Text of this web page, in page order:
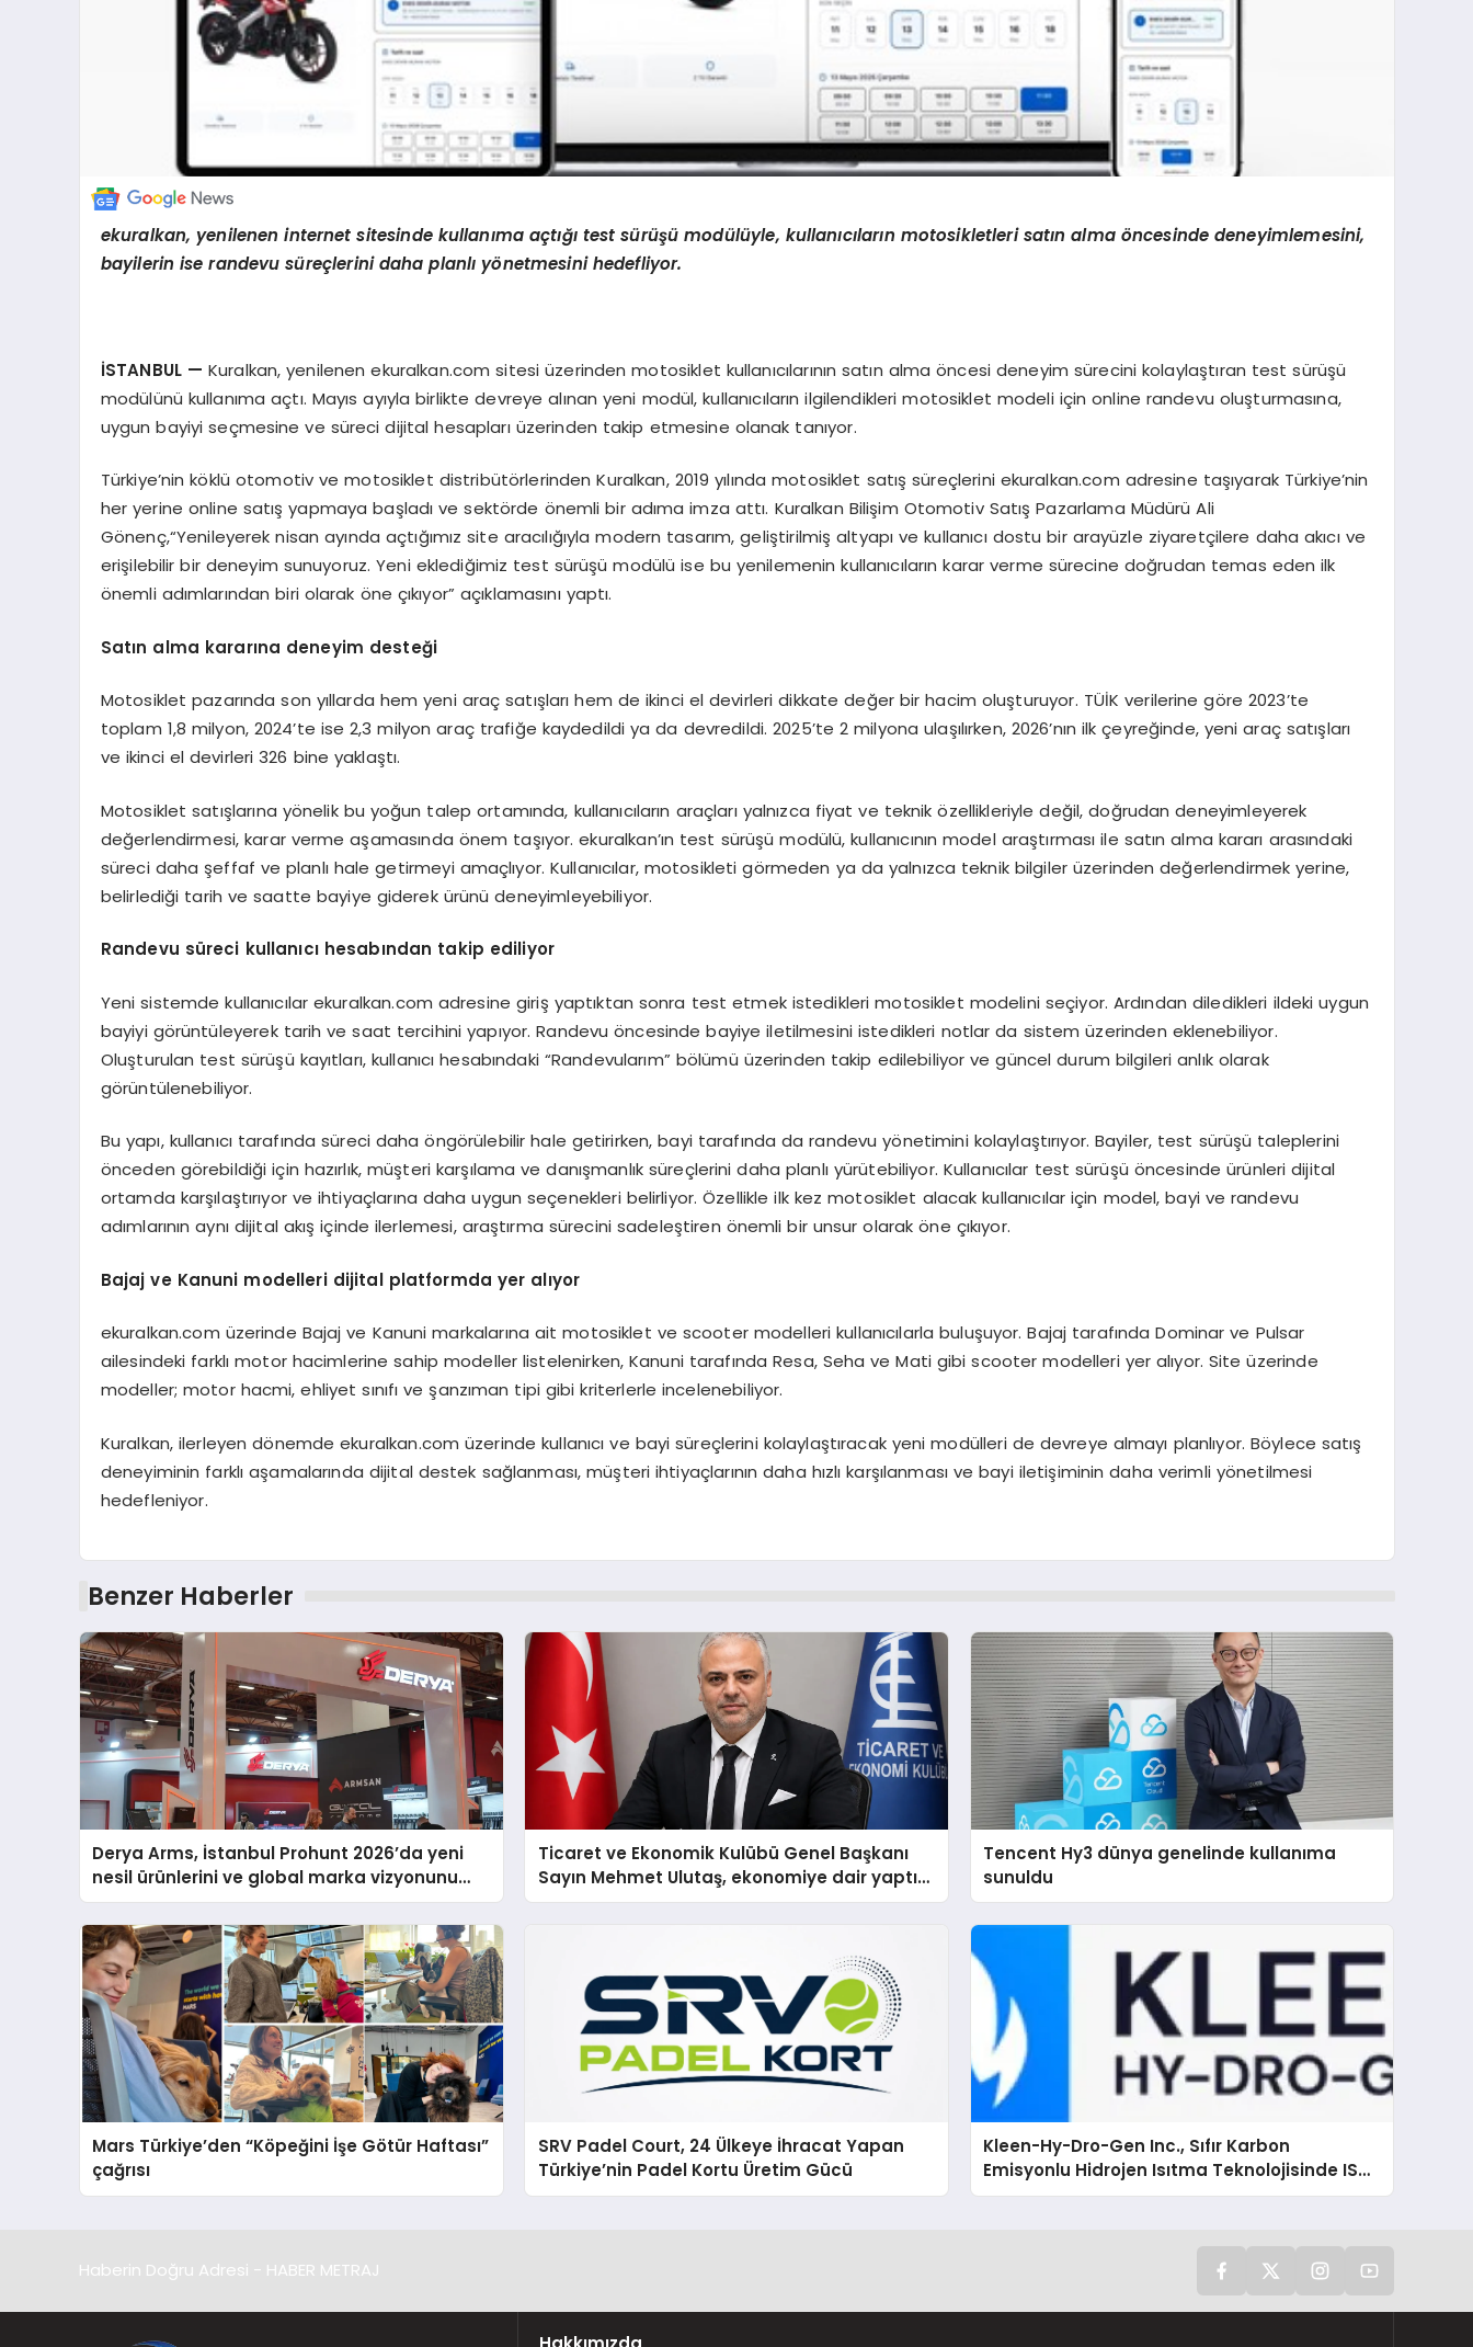
ekuralkan, yenilenen internet sitesinde kullanıma açtığı test sürüşümodülüyle, kullanıcıların motosikletleri satın alma öncesinde deneyimlemesini,
bayilerin ise randevu süreçlerini daha planlıyönetmesini hedefliyor.
İSTANBUL — Kuralkan, yenilenen ekuralkan.com sitesi üzerinden motosiklet kullanıcılarının satın alma öncesi deneyim sürecini kolaylaştıran test sürüşü
modülünü kullanıma açtı. Mayıs ayıyla birlikte devreye alınan yeni modül, kullanıcıların ilgilendikleri motosiklet modeli için online randevu oluşturmasına,
uygun bayiyi seçmesine ve süreci dijital hesapları üzerinden takip etmesine olanak tanıyor.
Türkiye’nin köklü otomotiv ve motosiklet distribütörlerinden Kuralkan, 2019 yılında motosiklet satış süreçlerini ekuralkan.com adresine taşıyarak Türkiye’nin
her yerine online satış yapmaya başladı ve sektörde önemli bir adıma imza attı. Kuralkan Bilişim Otomotiv Satış Pazarlama Müdürü Ali
Gönenç,“Yenileyerek nisan ayında açtığımız site aracılığıyla modern tasarım, geliştirilmiş altyapı ve kullanıcı dostu bir arayüzle ziyaretçilere daha akıcı ve
erişilebilir bir deneyim sunuyoruz. Yeni eklediğimiz test sürüşü modülü ise bu yenilemenin kullanıcıların karar verme sürecine doğrudan temas eden ilk
önemli adımlarından biri olarak öne çıkıyor” açıklamasını yaptı.
Satın alma kararına deneyim desteği
Motosiklet pazarında son yıllarda hem yeni araç satışları hem de ikinci el devirleri dikkate değer bir hacim oluşturuyor. TÜİK verilerine göre 2023’te
toplam 1,8 milyon, 2024’te ise 2,3 milyon araç trafiğe kaydedildi ya da devredildi. 2025’te 2 milyona ulaşılırken, 2026’nın ilk çeyreğinde, yeni araç satışları
ve ikinci el devirleri 326 bine yaklaştı.
Motosiklet satışlarına yönelik bu yoğun talep ortamında, kullanıcıların araçları yalnızca fiyat ve teknik özellikleriyle değil, doğrudan deneyimleyerek
değerlendirmesi, karar verme aşamasında önem taşıyor. ekuralkan’ın test sürüşü modülü, kullanıcının model araştırması ile satın alma kararı arasındaki
süreci daha şeffaf ve planlı hale getirmeyi amaçlıyor. Kullanıcılar, motosikleti görmeden ya da yalnızca teknik bilgiler üzerinden değerlendirmek yerine,
belirlediği tarih ve saatte bayiye giderek ürünü deneyimleyebiliyor.
Randevu süreci kullanıcı hesabından takip ediliyor
Yeni sistemde kullanıcılar ekuralkan.com adresine giriş yaptıktan sonra test etmek istedikleri motosiklet modelini seçiyor. Ardından diledikleri ildeki uygun
bayiyi görüntüleyerek tarih ve saat tercihini yapıyor. Randevu öncesinde bayiye iletilmesini istedikleri notlar da sistem üzerinden eklenebiliyor.
Oluşturulan test sürüşü kayıtları, kullanıcı hesabındaki “Randevularım” bölümü üzerinden takip edilebiliyor ve güncel durum bilgileri anlık olarak
görüntülenebiliyor.
Bu yapı, kullanıcı tarafında süreci daha öngörülebilir hale getirirken, bayi tarafında da randevu yönetimini kolaylaştırıyor. Bayiler, test sürüşü taleplerini
önceden görebildiği için hazırlık, müşteri karşılama ve danışmanlık süreçlerini daha planlı yürütebiliyor. Kullanıcılar test sürüşü öncesinde ürünleri dijital
ortamda karşılaştırıyor ve ihtiyaçlarına daha uygun seçenekleri belirliyor. Özellikle ilk kez motosiklet alacak kullanıcılar için model, bayi ve randevu
adımlarının aynı dijital akış içinde ilerlemesi, araştırma sürecini sadeleştiren önemli bir unsur olarak öne çıkıyor.
Bajaj ve Kanuni modelleri dijital platformda yer alıyor
ekuralkan.com üzerinde Bajaj ve Kanuni markalarına ait motosiklet ve scooter modelleri kullanıcılarla buluşuyor. Bajaj tarafında Dominar ve Pulsar
ailesindeki farklı motor hacimlerine sahip modeller listelenirken, Kanuni tarafında Resa, Seha ve Mati gibi scooter modelleri yer alıyor. Site üzerinde
modeller; motor hacmi, ehliyet sınıfı ve şanzıman tipi gibi kriterlerle incelenebiliyor.
Kuralkan, ilerleyen dönemde ekuralkan.com üzerinde kullanıcı ve bayi süreçlerini kolaylaştıracak yeni modülleri de devreye almayı planlıyor. Böylece satış
deneyiminin farklı aşamalarında dijital destek sağlanması, müşteri ihtiyaçlarının daha hızlı karşılanması ve bayi iletişiminin daha verimli yönetilmesi
hedefleniyor.
Benzer Haberler
Derya Arms, İstanbul Prohunt 2026’da yeni
nesil ürünlerini ve global marka vizyonunu
sergiledi
Ticaret ve Ekonomik Kulübü Genel Başkanı
Sayın Mehmet Ulutaş, ekonomiye dair yaptığı
açıklamada şunları kaydetti:
Tencent Hy3 dünya genelinde kullanıma
sunuldu
Mars Türkiye’den “Köpeğini İşe Götür Haftası”
çağrısı
SRV Padel Court, 24 Ülkeye İhracat Yapan
Türkiye’nin Padel Kortu Üretim Gücü
Kleen-Hy-Dro-Gen Inc., Sıfır Karbon
Emisyonlu Hidrojen Isıtma Teknolojisinde ISO
ve TSSA Düzenleyici Onaylarını Aldı
Haberin Doğru Adresi - HABER METRAJ